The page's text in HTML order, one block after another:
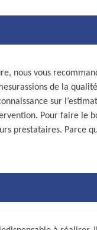
nous vous
de la
sur
Pour faire le
prestataires. Parce